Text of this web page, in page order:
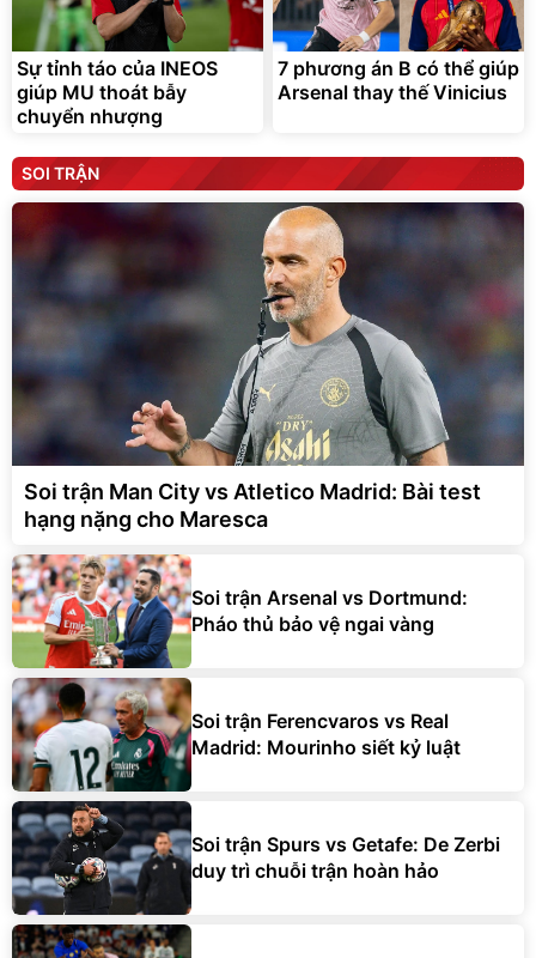
Sự tỉnh táo của INEOS
giúp MU thoát bẫy
chuyển nhượng
7 phương án B có thể giúp
Arsenal thay thế Vinicius
SOI TRẬN
Soi trận Man City vs Atletico Madrid: Bài test
hạng nặng cho Maresca
Soi trận Arsenal vs Dortmund:
Pháo thủ bảo vệ ngai vàng
Soi trận Ferencvaros vs Real
Madrid: Mourinho siết kỷ luật
Soi trận Spurs vs Getafe: De Zerbi
duy trì chuỗi trận hoàn hảo